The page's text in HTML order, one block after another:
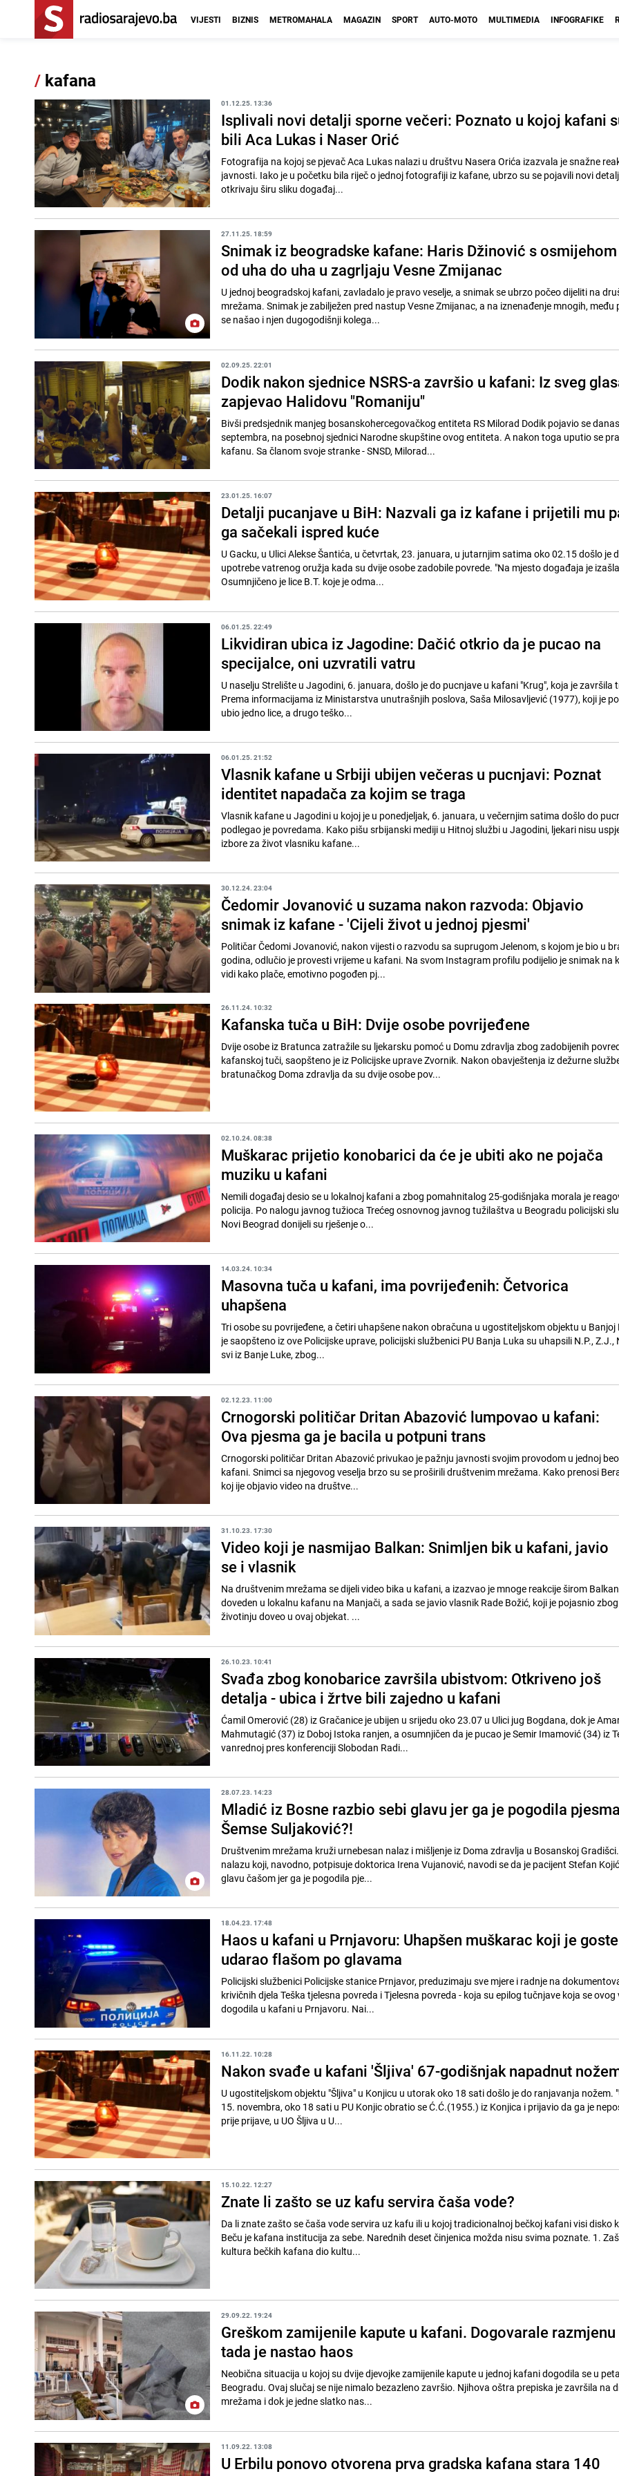
VIJESTI BIZNIS METROMAHALA MAGAZIN SPORT AUTO-MOTO MULTIMEDIA INFOGRAFIKE
/ kafana
01.12.25. 13:36
Isplivali novi detalji sporne večeri: Poznato u kojoj kafani
bili Aca Lukas i Naser Orić
Fotografija na kojoj se pjevač Aca Lukas nalazi u društvu Nasera Orića izazvala je snažne
javnosti. Iako je u početku bila riječ o jednoj fotografiji iz kafane, ubrzo su se pojavili novi
otkrivaju širu sliku događaj...
27.11.25. 18:59
Snimak iz beogradske kafane: Haris Džinović s osmijehom
od uha do uha u zagrljaju Vesne Zmijanac
U jednoj beogradskoj kafani, zavladalo je pravo veselje, a snimak se ubrzo počeo dijeliti na
mrežama. Snimak je zabilježen pred nastup Vesne Zmijanac, a na iznenađenje mnogih, među
se našao i njen dugogodišnji kolega...
02.09.25. 22:01
Dodik nakon sjednice NSRS-a završio u kafani: Iz sveg
zapjevao Halidovu "Romaniju"
Bivši predsjednik manjeg bosanskohercegovačkog entiteta RS Milorad Dodik pojavio se
septembra, na posebnoj sjednici Narodne skupštine ovog entiteta. A nakon toga uputio se
kafanu. Sa članom svoje stranke - SNSD, Milorad...
23.01.25. 16:07
Detalji pucanjave u BiH: Nazvali ga iz kafane i prijetili mu
ga sačekali ispred kuće
U Gacku, u Ulici Alekse Šantića, u četvrtak, 23. januara, u jutarnjim satima oko 02.15 došlo je
upotrebe vatrenog oružja kada su dvije osobe zadobile povrede. "Na mjesto događaja je
Osumnjičeno je lice B.T. koje je odma...
06.01.25. 22:49
Likvidiran ubica iz Jagodine: Dačić otkrio da je pucao na
specijalce, oni uzvratili vatru
U naselju Strelište u Jagodini, 6. januara, došlo je do pucnjave u kafani "Krug", koja je završila
Prema informacijama iz Ministarstva unutrašnjih poslova, Saša Milosavljević (1977), koji je
ubio jedno lice, a drugo teško...
06.01.25. 21:52
Vlasnik kafane u Srbiji ubijen večeras u pucnjavi: Poznat
identitet napadača za kojim se traga
Vlasnik kafane u Jagodini u kojoj je u ponedjeljak, 6. januara, u večernjim satima došlo do
podlegao je povredama. Kako pišu srbijanski mediji u Hitnoj službi u Jagodini, ljekari nisu
izbore za život vlasniku kafane...
30.12.24. 23:04
Čedomir Jovanović u suzama nakon razvoda: Objavio
snimak iz kafane - 'Cijeli život u jednoj pjesmi'
Političar Čedomi Jovanović, nakon vijesti o razvodu sa suprugom Jelenom, s kojom je bio u
godina, odlučio je provesti vrijeme u kafani. Na svom Instagram profilu podijelio je snimak na
vidi kako plače, emotivno pogođen pj...
26.11.24. 10:32
Kafanska tuča u BiH: Dvije osobe povrijeđene
Dvije osobe iz Bratunca zatražile su ljekarsku pomoć u Domu zdravlja zbog zadobijenih
kafanskoj tuči, saopšteno je iz Policijske uprave Zvornik. Nakon obavještenja iz dežurne
bratunačkog Doma zdravlja da su dvije osobe pov...
02.10.24. 08:38
Muškarac prijetio konobarici da će je ubiti ako ne pojača
muziku u kafani
Nemili događaj desio se u lokalnoj kafani a zbog pomahnitalog 25-godišnjaka morala je
policija. Po nalogu javnog tužioca Trećeg osnovnog javnog tužilaštva u Beogradu policijski
Novi Beograd donijeli su rješenje o...
14.03.24. 10:34
Masovna tuča u kafani, ima povrijeđenih: Četvorica
uhapšena
Tri osobe su povrijeđene, a četiri uhapšene nakon obračuna u ugostiteljskom objektu u Banjoj
je saopšteno iz ove Policijske uprave, policijski službenici PU Banja Luka su uhapsili N.P., Z.J.,
svi iz Banje Luke, zbog...
02.12.23. 11:00
Crnogorski političar Dritan Abazović lumpovao u kafani:
Ova pjesma ga je bacila u potpuni trans
Crnogorski političar Dritan Abazović privukao je pažnju javnosti svojim provodom u jednoj
kafani. Snimci sa njegovog veselja brzo su se proširili društvenim mrežama. Kako prenosi
koj ije objavio video na društve...
31.10.23. 17:30
Video koji je nasmijao Balkan: Snimljen bik u kafani, javio
se i vlasnik
Na društvenim mrežama se dijeli video bika u kafani, a izazvao je mnoge reakcije širom
doveden u lokalnu kafanu na Manjači, a sada se javio vlasnik Rade Božić, koji je pojasnio
životinju doveo u ovaj objekat. ...
26.10.23. 10:41
Svađa zbog konobarice završila ubistvom: Otkriveno još
detalja - ubica i žrtve bili zajedno u kafani
Ćamil Omerović (28) iz Gračanice je ubijen u srijedu oko 23.07 u Ulici jug Bogdana, dok je
Mahmutagić (37) iz Doboj Istoka ranjen, a osumnjičen da je pucao je Semir Imamović (34) iz
vanrednoj pres konferenciji Slobodan Radi...
28.07.23. 14:23
Mladić iz Bosne razbio sebi glavu jer ga je pogodila pjesma
Šemse Suljaković?!
Društvenim mrežama kruži urnebesan nalaz i mišljenje iz Doma zdravlja u Bosanskoj
nalazu koji, navodno, potpisuje doktorica Irena Vujanović, navodi se da je pacijent Stefan
glavu čašom jer ga je pogodila pje...
18.04.23. 17:48
Haos u kafani u Prnjavoru: Uhapšen muškarac koji je goste
udarao flašom po glavama
Policijski službenici Policijske stanice Prnjavor, preduzimaju sve mjere i radnje na
krivičnih djela Teška tjelesna povreda i Tjelesna povreda - koja su epilog tučnjave koja se ovog
dogodila u kafani u Prnjavoru. Nai...
16.11.22. 10:28
Nakon svađe u kafani 'Šljiva' 67-godišnjak napadnut
U ugostiteljskom objektu "Šljiva" u Konjicu u utorak oko 18 sati došlo je do ranjavanja nožem.
15. novembra, oko 18 sati u PU Konjic obratio se Ć.Ć.(1955.) iz Konjica i prijavio da ga je
prije prijave, u UO Šljiva u U...
15.10.22. 12:27
Znate li zašto se uz kafu servira čaša vode?
Da li znate zašto se čaša vode servira uz kafu ili u kojoj tradicionalnoj bečkoj kafani visi disko
Beču je kafana institucija za sebe. Narednih deset činjenica možda nisu svima poznate. 1.
kultura bečkih kafana dio kultu...
29.09.22. 19:24
Greškom zamijenile kapute u kafani. Dogovarale razmjenu
tada je nastao haos
Neobična situacija u kojoj su dvije djevojke zamijenile kapute u jednoj kafani dogodila se u
Beogradu. Ovaj slučaj se nije nimalo bezazleno završio. Njihova oštra prepiska je završila na
mrežama i dok je jedne slatko nas...
11.09.22. 13:08
U Erbilu ponovo otvorena prva gradska kafana stara 140